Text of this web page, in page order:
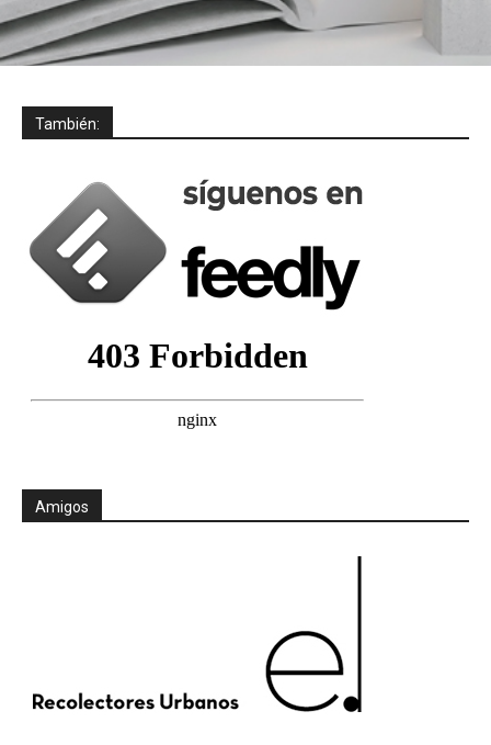
También:
Amigos